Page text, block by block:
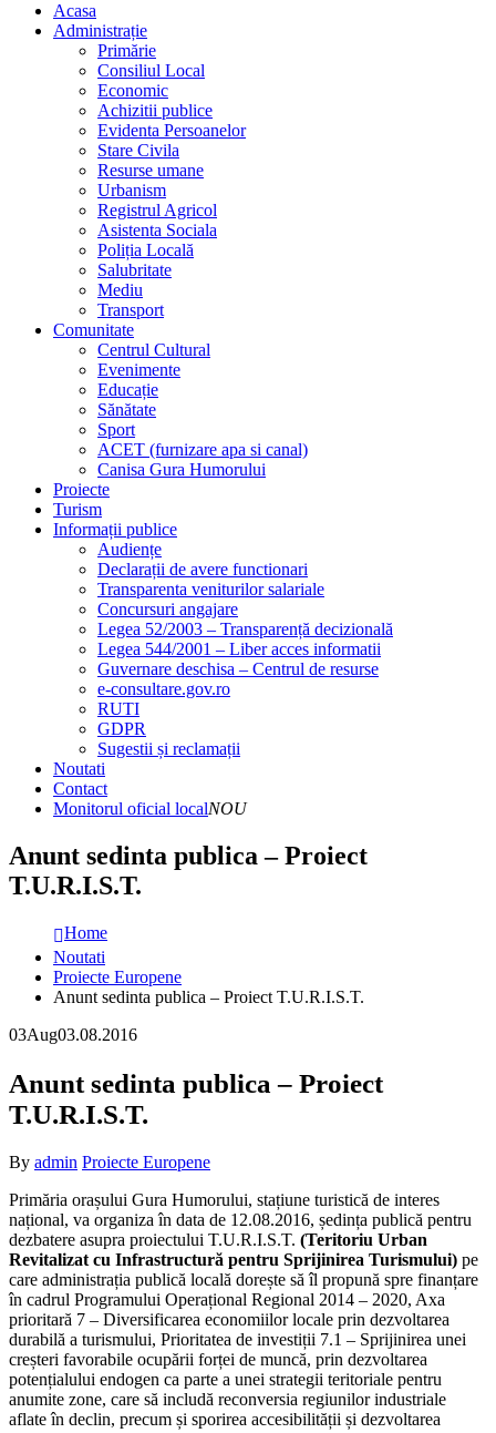
Acasa
Administrație
Primărie
Consiliul Local
Economic
Achizitii publice
Evidenta Persoanelor
Stare Civila
Resurse umane
Urbanism
Registrul Agricol
Asistenta Sociala
Poliția Locală
Salubritate
Mediu
Transport
Comunitate
Centrul Cultural
Evenimente
Educație
Sănătate
Sport
ACET (furnizare apa si canal)
Canisa Gura Humorului
Proiecte
Turism
Informații publice
Audiențe
Declarații de avere functionari
Transparenta veniturilor salariale
Concursuri angajare
Legea 52/2003 – Transparență decizională
Legea 544/2001 – Liber acces informatii
Guvernare deschisa – Centrul de resurse
e-consultare.gov.ro
RUTI
GDPR
Sugestii și reclamații
Noutati
Contact
Monitorul oficial localNOU
Anunt sedinta publica – Proiect
T.U.R.I.S.T.
Home
Noutati
Proiecte Europene
Anunt sedinta publica – Proiect T.U.R.I.S.T.
03Aug03.08.2016
Anunt sedinta publica – Proiect
T.U.R.I.S.T.
By admin Proiecte Europene
Primăria orașului Gura Humorului, stațiune turistică de interes
național, va organiza în data de 12.08.2016, ședința publică pentru
dezbatere asupra proiectului T.U.R.I.S.T. (Teritoriu Urban
Revitalizat cu Infrastructură pentru Sprijinirea Turismului) pe
care administrația publică locală dorește să îl propună spre finanțare
în cadrul Programului Operațional Regional 2014 – 2020, Axa
prioritară 7 – Diversificarea economiilor locale prin dezvoltarea
durabilă a turismului, Prioritatea de investiții 7.1 – Sprijinirea unei
creșteri favorabile ocupării forței de muncă, prin dezvoltarea
potențialului endogen ca parte a unei strategii teritoriale pentru
anumite zone, care să includă reconversia regiunilor industriale
aflate în declin, precum și sporirea accesibilității și dezvoltarea